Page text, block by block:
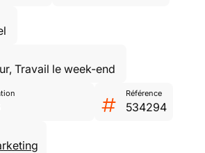
, Travail le week-end
Référence
534294